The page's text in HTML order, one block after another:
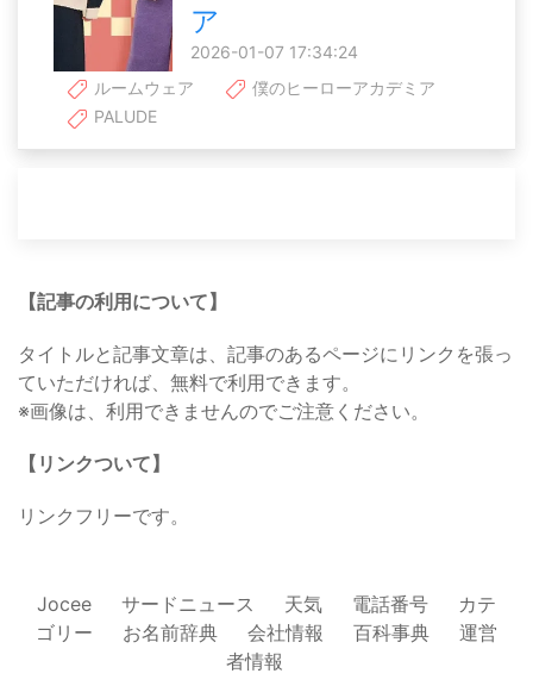
ア
2026-01-07 17:34:24
ルームウェア
僕のヒーローアカデミア
PALUDE
【記事の利用について】
タイトルと記事文章は、記事のあるページにリンクを張っ
ていただければ、無料で利用できます。
※画像は、利用できませんのでご注意ください。
【リンクついて】
リンクフリーです。
Jocee サードニュース 天気 電話番号
カテ
ゴリー
お名前辞典 会社情報 百科事典
運営
者情報